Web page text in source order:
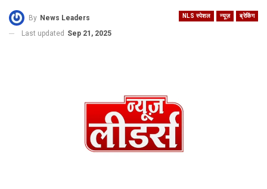
NLS स्पेशल न्यूज़ ब्रेकिंग
By News Leaders
Last updated Sep 21, 2025